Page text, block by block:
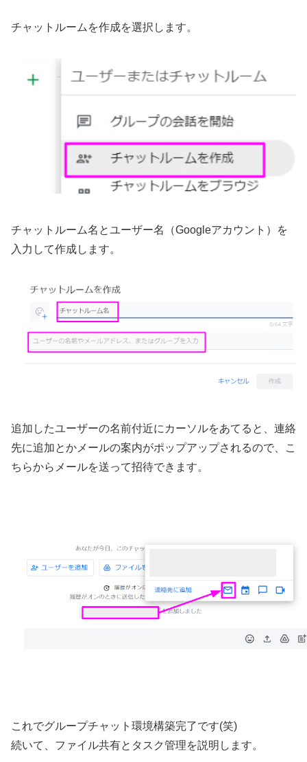
チャットルームを作成を選択します。
チャットルーム名とユーザー名（Googleアカウント）を
入力して作成します。
追加したユーザーの名前付近にカーソルをあてると、連絡
先に追加とかメールの案内がポップアップされるので、こ
ちらからメールを送って招待できます。
これでグループチャット環境構築完了です(笑)
続いて、ファイル共有とタスク管理を説明します。